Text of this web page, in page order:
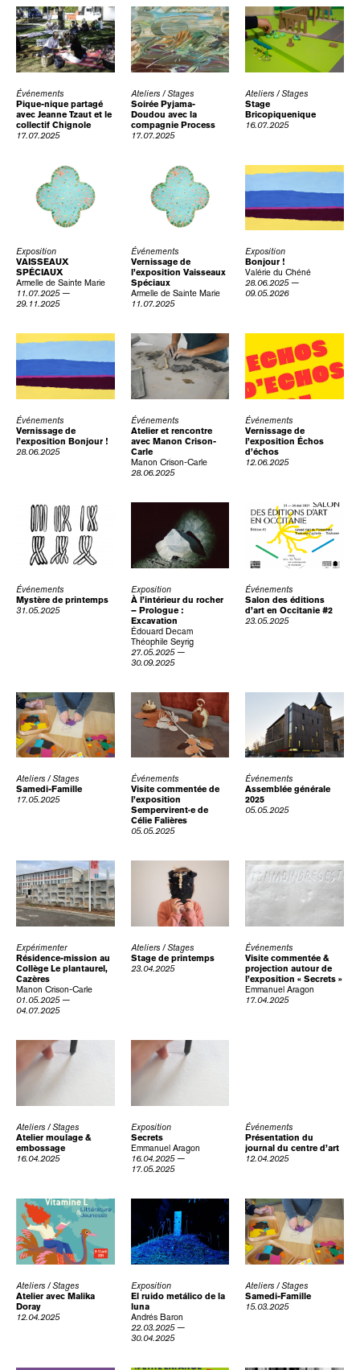
Événements
Pique-nique partagé
avec Jeanne Tzaut et le
collectif Chignole
17.07.2025
Ateliers / Stages
Soirée Pyjama-
Doudou avec la
compagnie Process
17.07.2025
Ateliers / Stages
Stage
Bricopiquenique
16.07.2025
Exposition
VAISSEAUX
SPÉCIAUX
Armelle de Sainte Marie
11.07.2025 —
29.11.2025
Événements
Vernissage de
l’exposition Vaisseaux
Spéciaux
Armelle de Sainte Marie
11.07.2025
Exposition
Bonjour !
Valérie du Chéné
28.06.2025 —
09.05.2026
Événements
Vernissage de
l’exposition Bonjour !
28.06.2025
Événements
Atelier et rencontre
avec Manon Crison-
Carle
Manon Crison-Carle
28.06.2025
Événements
Vernissage de
l’exposition Échos
d’échos
12.06.2025
Événements
Mystère de printemps
31.05.2025
Exposition
À l’intérieur du rocher
– Prologue :
Excavation
Édouard Decam
Théophile Seyrig
27.05.2025 —
30.09.2025
Événements
Salon des éditions
d’art en Occitanie #2
23.05.2025
Ateliers / Stages
Samedi-Famille
17.05.2025
Événements
Visite commentée de
l’exposition
Sempervirent·e de
Célie Falières
05.05.2025
Événements
Assemblée générale
2025
05.05.2025
Expérimenter
Résidence-mission au
Collège Le plantaurel,
Cazères
Manon Crison-Carle
01.05.2025 —
04.07.2025
Ateliers / Stages
Stage de printemps
23.04.2025
Événements
Visite commentée &
projection autour de
l’exposition « Secrets »
Emmanuel Aragon
17.04.2025
Ateliers / Stages
Atelier moulage &
embossage
16.04.2025
Exposition
Secrets
Emmanuel Aragon
16.04.2025 —
17.05.2025
Événements
Présentation du
journal du centre d’art
12.04.2025
Ateliers / Stages
Atelier avec Malika
Doray
12.04.2025
Exposition
El ruido metálico de la
luna
Andrés Baron
22.03.2025 —
30.04.2025
Ateliers / Stages
Samedi-Famille
15.03.2025